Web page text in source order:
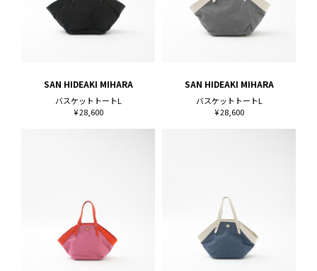
SAN HIDEAKI MIHARA
バスケットトートL
¥ 28,600
SAN HIDEAKI MIHARA
バスケットトートL
¥ 28,600